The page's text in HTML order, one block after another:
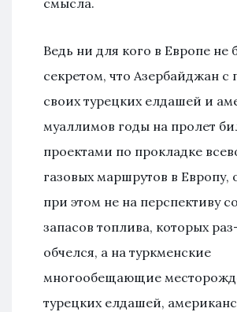
смысла.
Ведь ни для кого в Европе не
секретом, что Азербайджан с
своих турецких елдашей и
муаллимов годы на пролет
проектами по прокладке
газовых маршрутов в Европу,
при этом не на перспективу
запасов топлива, которых
обчелся, а на туркменские
многообещающие
турецких елдашей,